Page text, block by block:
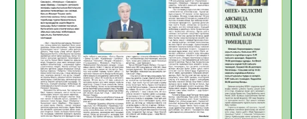
Өрт қауіпсіздігі талаптарын сақтау – әр
азаматтың міндеті
05.08.2026
29
Руслан Рүстемұлы облыс әкімінің
кеңесшісі болып тағайындалды
05.08.2026
25